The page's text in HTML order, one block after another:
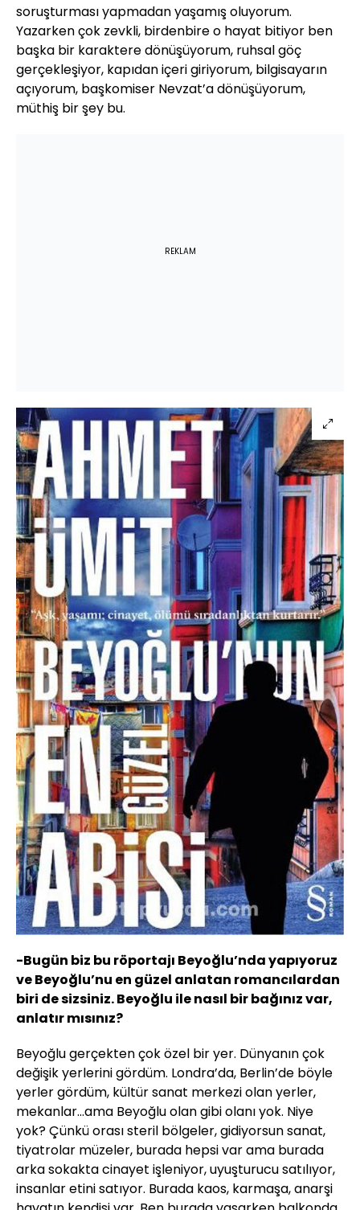
soruşturması yapmadan yaşamış oluyorum.
Yazarken çok zevkli, birdenbire o hayat bitiyor ben
başka bir karaktere dönüşüyorum, ruhsal göç
gerçekleşiyor, kapıdan içeri giriyorum, bilgisayarın
açıyorum, başkomiser Nevzat’a dönüşüyorum,
müthiş bir şey bu.
REKLAM
-Bugün biz bu röportajı Beyoğlu’nda yapıyoruz
ve Beyoğlu’nu en güzel anlatan romancılardan
biri de sizsiniz. Beyoğlu ile nasıl bir bağınız var,
anlatır mısınız?
Beyoğlu gerçekten çok özel bir yer. Dünyanın çok
değişik yerlerini gördüm. Londra’da, Berlin’de böyle
yerler gördüm, kültür sanat merkezi olan yerler,
mekanlar...ama Beyoğlu olan gibi olanı yok. Niye
yok? Çünkü orası steril bölgeler, gidiyorsun sanat,
tiyatrolar müzeler, burada hepsi var ama burada
arka sokakta cinayet işleniyor, uyuşturucu satılıyor,
insanlar etini satıyor. Burada kaos, karmaşa, anarşi